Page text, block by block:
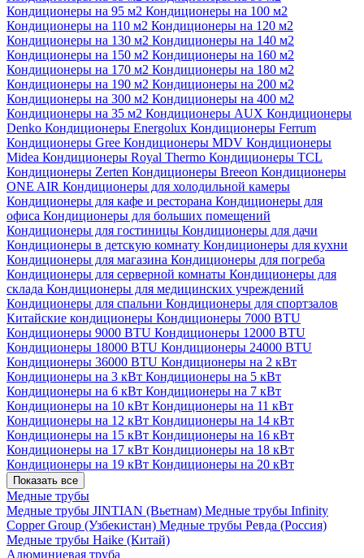
Кондиционеры на 95 м2 Кондиционеры на 100 м2
Кондиционеры на 110 м2 Кондиционеры на 120 м2
Кондиционеры на 130 м2 Кондиционеры на 140 м2
Кондиционеры на 150 м2 Кондиционеры на 160 м2
Кондиционеры на 170 м2 Кондиционеры на 180 м2
Кондиционеры на 190 м2 Кондиционеры на 200 м2
Кондиционеры на 300 м2 Кондиционеры на 400 м2
Кондиционеры на 35 м2 Кондиционеры AUX Кондиционеры
Denko Кондиционеры Energolux Кондиционеры Ferrum
Кондиционеры Gree Кондиционеры MDV Кондиционеры
Midea Кондиционеры Royal Thermo Кондиционеры TCL
Кондиционеры Zerten Кондиционеры Breeon Кондиционеры
ONE AIR Кондиционеры для холодильной камеры
Кондиционеры для кафе и ресторана Кондиционеры для
офиса Кондиционеры для больших помещений
Кондиционеры для гостиницы Кондиционеры для дачи
Кондиционеры в детскую комнату Кондиционеры для кухни
Кондиционеры для магазина Кондиционеры для погреба
Кондиционеры для серверной комнаты Кондиционеры для
склада Кондиционеры для медицинских учреждений
Кондиционеры для спальни Кондиционеры для спортзалов
Китайские кондиционеры Кондиционеры 7000 BTU
Кондиционеры 9000 BTU Кондиционеры 12000 BTU
Кондиционеры 18000 BTU Кондиционеры 24000 BTU
Кондиционеры 36000 BTU Кондиционеры на 2 кВт
Кондиционеры на 3 кВт Кондиционеры на 5 кВт
Кондиционеры на 6 кВт Кондиционеры на 7 кВт
Кондиционеры на 10 кВт Кондиционеры на 11 кВт
Кондиционеры на 12 кВт Кондиционеры на 14 кВт
Кондиционеры на 15 кВт Кондиционеры на 16 кВт
Кондиционеры на 17 кВт Кондиционеры на 18 кВт
Кондиционеры на 19 кВт Кондиционеры на 20 кВт
Показать все
Медные трубы
Медные трубы JINTIAN (Вьетнам) Медные трубы Infinity
Copper Group (Узбекистан) Медные трубы Ревда (Россия)
Медные трубы Haike (Китай)
Алюминиевая труба